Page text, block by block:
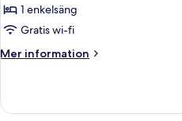
1 enkelsäng
Gratis wi-fi
Mer information
Mer